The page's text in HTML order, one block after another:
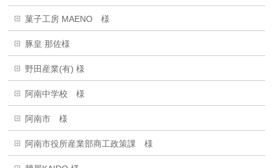
菓子工房 MAENO 様
豚皇 那佐様
野田産業(有) 様
阿南中学校 様
阿南市 様
阿南市役所産業部商工政策課 様